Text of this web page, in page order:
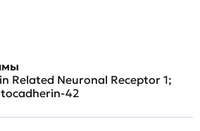
Related Neuronal Receptor 1;
42